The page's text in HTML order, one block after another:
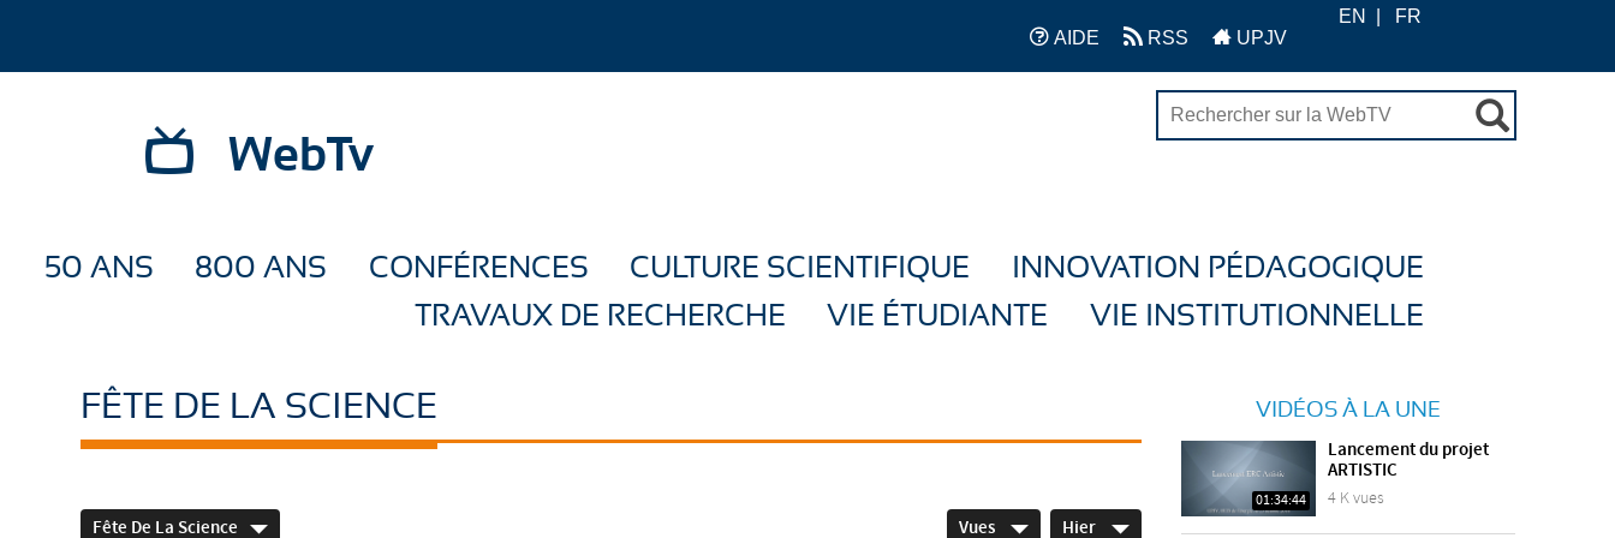
AIDE RSS UPJV
EN FR
WebTv
50 ANS 800 ANS CONFÉRENCES CULTURE SCIENTIFIQUE
INNOVATION PÉDAGOGIQUE
TRAVAUX DE RECHERCHE
VIE ÉTUDIANTE VIE INSTITUTIONNELLE
FÊTE DE LA SCIENCE
Fête De La Science Vues Hier
VIDÉOS À LA UNE
01:34:44
Lancement du projet
ARTISTIC
4 K vues